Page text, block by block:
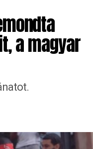
a magyar